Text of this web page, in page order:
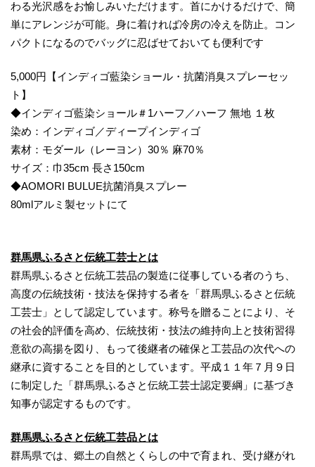
わる光沢感をお愉しみいただけます。首にかけるだけで、簡
単にアレンジが可能。身に着ければ冷房の冷えを防止。コン
パクトになるのでバッグに忍ばせておいても便利です
5,000円【インディゴ藍染ショール・抗菌消臭スプレーセッ
ト】
◆インディゴ藍染ショール＃1ハーフ／ハーフ 無地 １枚
染め：インディゴ／ディープインディゴ
素材：モダール（レーヨン）30％ 麻70％
サイズ：巾35cm 長さ150cm
◆AOMORI BULUE抗菌消臭スプレー
80mlアルミ製セットにて
群馬県ふるさと伝統工芸士とは
群馬県ふるさと伝統工芸品の製造に従事している者のうち、
高度の伝統技術・技法を保持する者を「群馬県ふるさと伝統
工芸士」として認定しています。称号を贈ることにより、そ
の社会的評価を高め、伝統技術・技法の維持向上と技術習得
意欲の高揚を図り、もって後継者の確保と工芸品の次代への
継承に資することを目的としています。平成１１年７月９日
に制定した「群馬県ふるさと伝統工芸士認定要綱」に基づき
知事が認定するものです。
群馬県ふるさと伝統工芸品とは
群馬県では、郷土の自然とくらしの中で育まれ、受け継がれ